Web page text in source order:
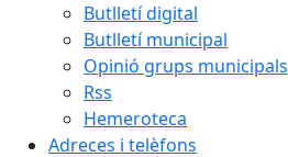
Butlletí digital
Butlletí municipal
Opinió grups municipals
Rss
Hemeroteca
Adreces i telèfons